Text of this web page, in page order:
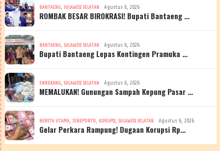
BANTAENG, SULAWESI SELATAN Agustus 6, 2026
ROMBAK BESAR BIROKRASI! Bupati Bantaeng …
BANTAENG, SULAWESI SELATAN Agustus 6, 2026
Bupati Bantaeng Lepas Kontingen Pramuka …
ENREKANG, SULAWESI SELATAN Agustus 6, 2026
MEMALUKAN! Gunungan Sampah Kepung Pasar …
BERITA UTAMA, JENEPONTO, KORUPSI, SULAWESI SELATAN Agustus 6, 2026
Gelar Perkara Rampung! Dugaan Korupsi Rp…